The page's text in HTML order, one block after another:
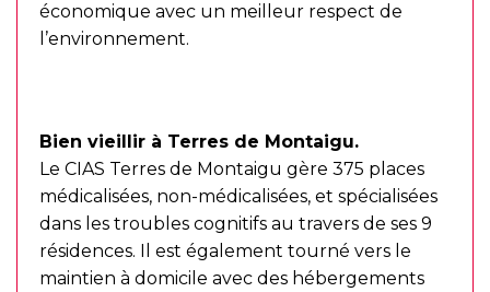
économique avec un meilleur respect de
l’environnement.
Bien vieillir à Terres de Montaigu.
Le CIAS Terres de Montaigu gère 375 places
médicalisées, non-médicalisées, et spécialisées
dans les troubles cognitifs au travers de ses 9
résidences. Il est également tourné vers le
maintien à domicile avec des hébergements